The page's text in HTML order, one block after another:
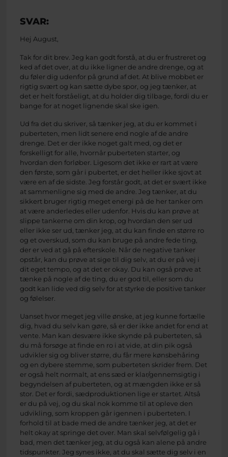
SVAR:
Hej August,
Tak for dit brev. Jeg kan godt forstå, at du er frustreret og
ked af det over, at du ikke ligner de andre drenge, og at
du føler dig udenfor på grund af det. At blive mobbet er
rigtig svært og kan sætte dybe spor, og jeg tænker, at
det er helt forståeligt, at du holder dig tilbage, fordi du er
bange for at noget lignende skal ske igen.
Ud fra det du skriver, så tænker jeg, at du er kommet i
puberteten, men lidt senere end nogle af de andre
drenge. Det er der ikke noget galt med, og det er
forskelligt for alle, hvornår puberteten starter, og
hvordan den forløber. Ligesom det ikke er rart at være
den første, som går i pubertet, er det heller ikke sjovt at
være en af de sidste. Jeg forstår godt, at det er svært ikke
at sammenligne sig med de andre. Jeg tænker, at du
sikkert bruger rigtig meget energi på de her tanker om
at være anderledes eller udenfor. Hvis du kan prøve at
slippe tankerne om din krop, og hvordan den ser ud
eller ikke ser ud, tænker jeg, at du kan finde en større ro
og et overskud, som du kan bruge på andre fede ting,
der er ved at gå på efterskole. Når de negative tanker
opstår, kan du prøve at sige til dig selv, at du er på vej i
dit eget tempo, og at det er okay. Du kan også prøve at
tænke på nogle af de ting, du er god til, eller som du
godt kan lide ved dig selv for at styrke de positive tanker
og følelser.
Uanset hvor meget jeg ville ønske, at jeg kunne fortælle
dig, hvad du selv kan gøre, så er der ikke andet for end at
vente. Man kan desvære ikke skynde på puberteten, så
du må forsøge at finde en ro i at vide, at din pik også
udvikler sig og bliver større, du får mere kønsbehåring
og en dybere stemme, som puberteten skrider frem. Det
er også helt normalt, at ens sæd er klar/gennemsigtig i
begyndelsen af puberteten, og at mængden ikke er så
stor. Det er fordi, sædproduktionen lige er startet. Altså
er du på vej, og du skal nok komme til at opleve den
udvikling, som kroppen går igennen i puberteten. I
forhold til at bade med de andre tænker jeg, at det er
helt okay at springe det over. Man skal selvfølgelig gå i
bad, men det tænker jeg, at du også kan alene på andre
tidspunkter. Jeg synes ikke, at du skal sætte dig selv i en